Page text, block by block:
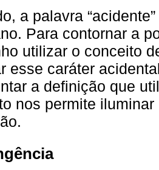
a palavra
Para contornar a
utilizar o conceito
esse caráter
a definição que
nos permite